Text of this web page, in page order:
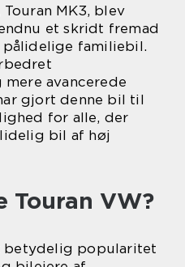
MK3, blev
et skridt fremad
pålidelige familiebil.
avancerede
gjort denne bil til
for alle, der
bil af høj
VW?
betydelig popularitet